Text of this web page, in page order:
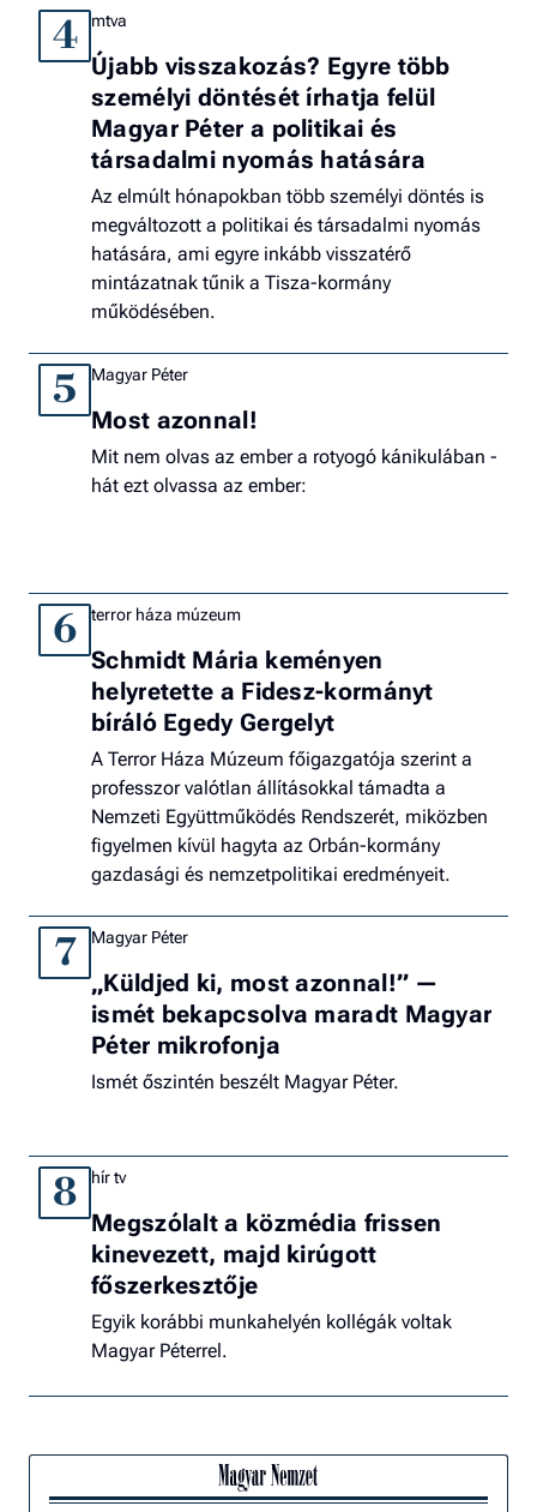
4 mtva
Újabb visszakozás? Egyre több
személyi döntését írhatja felül
Magyar Péter a politikai és
társadalmi nyomás hatására
Az elmúlt hónapokban több személyi döntés is
megváltozott a politikai és társadalmi nyomás
hatására, ami egyre inkább visszatérő
mintázatnak tűnik a Tisza-kormány
működésében.
5 Magyar Péter
Most azonnal!
Mit nem olvas az ember a rotyogó kánikulában -
hát ezt olvassa az ember:
6 terror háza múzeum
Schmidt Mária keményen
helyretette a Fidesz-kormányt
bíráló Egedy Gergelyt
A Terror Háza Múzeum főigazgatója szerint a
professzor valótlan állításokkal támadta a
Nemzeti Együttműködés Rendszerét, miközben
figyelmen kívül hagyta az Orbán-kormány
gazdasági és nemzetpolitikai eredményeit.
7 Magyar Péter
„Küldjed ki, most azonnal!” —
ismét bekapcsolva maradt Magyar
Péter mikrofonja
Ismét őszintén beszélt Magyar Péter.
8 hír tv
Megszólalt a közmédia frissen
kinevezett, majd kirúgott
főszerkesztője
Egyik korábbi munkahelyén kollégák voltak
Magyar Péterrel.